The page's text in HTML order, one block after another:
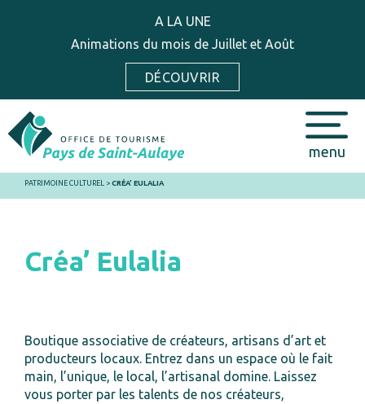
A LA UNE
Animations du mois de Juillet et Août
DÉCOUVRIR
menu
PATRIMOINE CULTUREL > CRÉA’ EULALIA
Créa’ Eulalia
Boutique associative de créateurs, artisans d’art et
producteurs locaux. Entrez dans un espace où le fait
main, l’unique, le local, l’artisanal domine. Laissez
vous porter par les talents de nos créateurs,